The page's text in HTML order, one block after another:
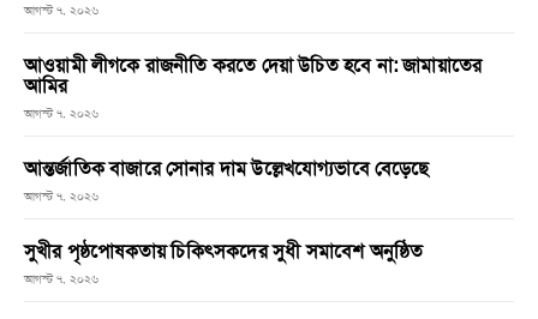
আগস্ট ৭, ২০২৬
আওয়ামী লীগকে রাজনীতি করতে দেয়া উচিত হবে না: জামায়াতের
আমির
আগস্ট ৭, ২০২৬
আন্তর্জাতিক বাজারে সোনার দাম উল্লেখযোগ্যভাবে বেড়েছে
আগস্ট ৭, ২০২৬
সুখীর পৃষ্ঠপোষকতায় চিকিৎসকদের সুধী সমাবেশ অনুষ্ঠিত
আগস্ট ৭, ২০২৬